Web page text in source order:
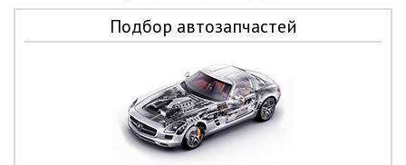
Подбор автозапчастей